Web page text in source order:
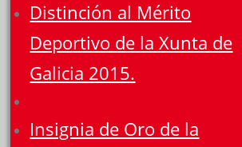
Distinción al Mérito
Deportivo de la Xunta de
Galicia 2015.
Insignia de Oro de la